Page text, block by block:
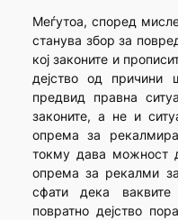
Меѓутоа, според
станува збор за
кој законите и
дејство од причини
предвид правна
законите, а не и
опрема за
токму дава можност
опрема за рекалми
сфати дека
повратно дејство